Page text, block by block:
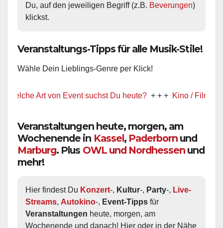
Du, auf den jeweiligen Begriff (z.B. Beverungen)
klickst.
Veranstaltungs-Tipps für alle Musik-Stile!
Wähle Dein Lieblings-Genre per Klick!
Art von Event suchst Du heute? + + + Kino / Film + + +
Veranstaltungen heute, morgen, am
Wochenende in Kassel, Paderborn und
Marburg. Plus OWL und Nordhessen und
mehr!
Hier findest Du Konzert-, Kultur-, Party-, Live-
Streams, Autokino-, Event-Tipps
Veranstaltungen heute, morgen, am
Wochenende und danach! Hier oder in der Nähe